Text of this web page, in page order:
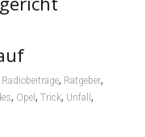
Radiobeiträge, Ratgeber,
, Opel , Trick, Unfall ,